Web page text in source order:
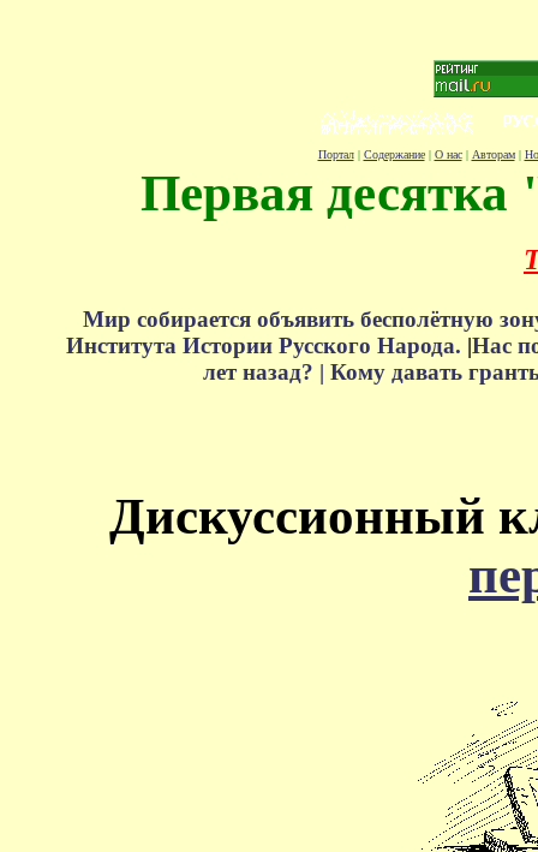
Портал| Содержание| О нас| Авторам|
Первая десятка
Мир собирается объявить бесполётную
Института Истории Русского Народа. |Нас
лет назад? | Кому давать
Дискуссионный